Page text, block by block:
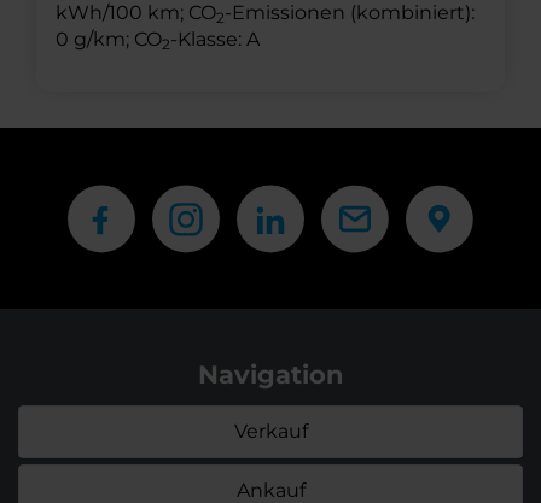
kWh/100 km; CO2-Emissionen (kombiniert):
0 g/km; CO2-Klasse: A
Navigation
Verkauf
Ankauf